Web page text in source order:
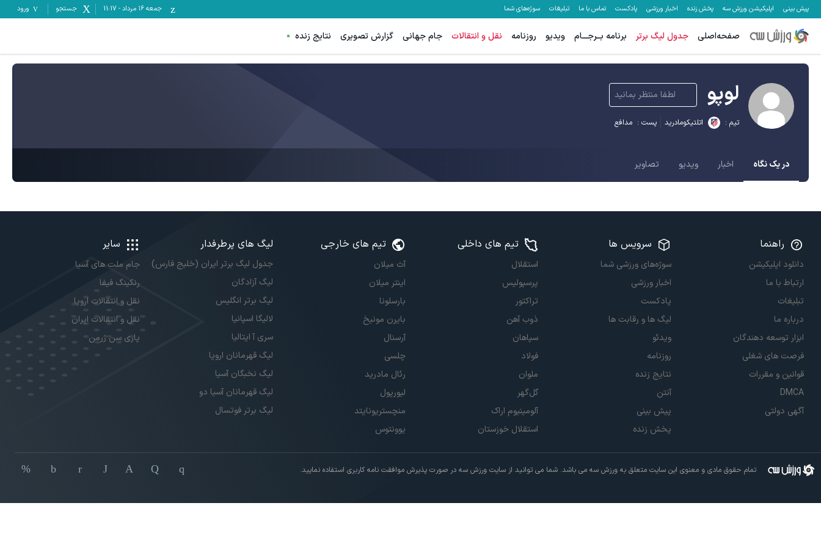
پیش بینی اپلیکیشن ورزش سه پخش زنده اخبار ورزشی پادکست تماس با ما تبلیغات سوژه‌های شما جمعه ۱۶ مرداد -
11:17 جستجو ورود
صفحه‌اصلی جدول لیگ برتر برنامه بــرجـــام ویدیو روزنامه نقل و انتقالات جام جهانی گزارش تصویری نتایج زنده
لوپو لطفا منتظر بمانید
تیم : اتلتیکومادرید پست : مدافع
در یک نگاه اخبار ویدیو تصاویر
راهنما
دانلود اپلیکیشن
ارتباط با ما
تبلیغات
درباره ما
ابزار توسعه دهندگان
فرصت های شغلی
قوانین و مقررات
DMCA
آگهی دولتی
سرویس ها
سوژه‌های ورزشی شما
اخبار ورزشی
پادکست
لیگ ها و رقابت ها
ویدئو
روزنامه
نتایج زنده
آنتن
پیش بینی
پخش زنده
تیم های داخلی
استقلال
پرسپولیس
تراکتور
ذوب آهن
سپاهان
فولاد
ملوان
گل‌گهر
آلومینیوم اراک
استقلال خوزستان
تیم های خارجی
آث میلان
اینتر میلان
بارسلونا
بایرن مونیخ
آرسنال
چلسی
رئال مادرید
لیورپول
منچستریونایتد
یوونتوس
لیگ های پرطرفدار
جدول لیگ برتر ایران (خلیج فارس)
لیگ آزادگان
لیگ برتر انگلیس
لالیگا اسپانیا
سری آ ایتالیا
لیگ قهرمانان اروپا
لیگ نخبگان آسیا
لیگ قهرمانان آسیا دو
لیگ برتر فوتسال
سایر
جام ملت های آسیا
رنکینگ فیفا
نقل و انتقالات اروپا
نقل و انتقالات ایران
پاری سن ژرمن
تمام حقوق مادی و معنوی این سایت متعلق به ورزش سه می باشد. شما می توانید از سایت ورزش سه در صورت پذیرش موافقت نامه کاربری استفاده نمایید.